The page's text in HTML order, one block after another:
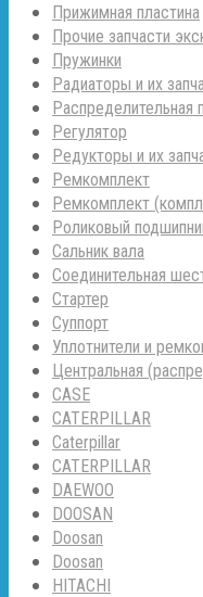
Прижимная пластина
Прочие запчасти
Пружинки
Радиаторы и их
Распределительная
Регулятор
Редукторы и их
Ремкомплект
Ремкомплект
Роликовый
Сальник вала
Соединительная
Стартер
Суппорт
Уплотнители и
Центральная
CASE
CATERPILLAR
Caterpillar
CATERPILLAR
DAEWOO
DOOSAN
Doosan
Doosan
HITACHI